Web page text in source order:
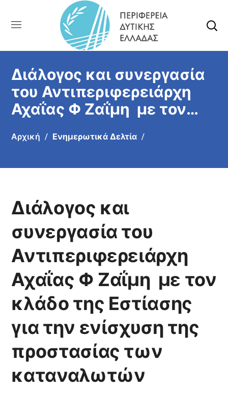
Διάλογος και συνεργασία
του Αντιπεριφερειάρχη
Αχαΐας Φ Ζαΐμη με τον
την ενίσχυση της
Αρχική Ενημερωτικά Δελτία
Διάλογος και
συνεργασία του
Αντιπεριφερειάρχη
Αχαΐας Φ Ζαΐμη με τον
κλάδο της Εστίασης
για την ενίσχυση της
προστασίας των
καταναλωτών